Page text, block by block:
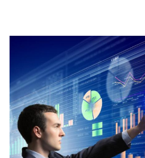
Смотреть